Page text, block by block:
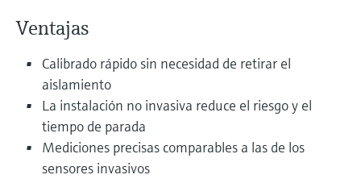
Visor de dispositivos
Encuentre información y documentación
específicas sobre los productos.
Buscador de repuestos
Encuentre repuestos por raíz del producto,
código de pedido o número de serie
Medición de nivel por barrera de
microondas
Level measurement with pressure
Ver todos
Medición mediante transmisión de
Memosens technology
Ver todos
la transparencia de los procesos
para una toma de decisiones más
sólida y fundamentada
Ventajas
Calibrado rápido sin necesidad de retirar el
aislamiento
La instalación no invasiva reduce el riesgo y el
tiempo de parada
Mediciones precisas comparables a las de los
sensores invasivos